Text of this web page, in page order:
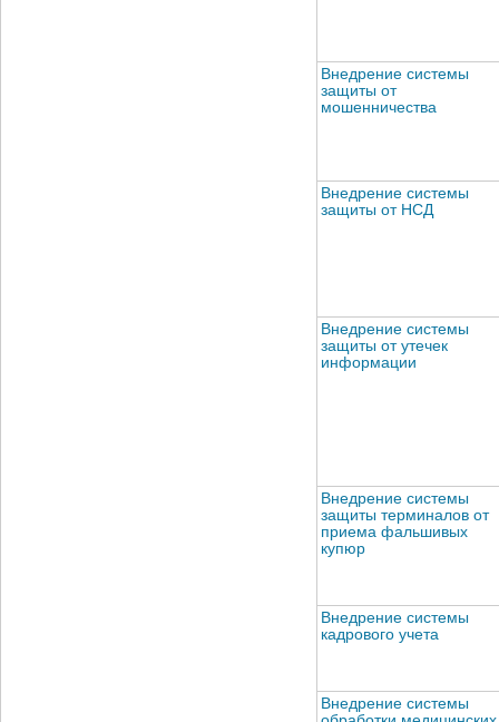
Внедрение системы
защиты от
мошенничества
Внедрение системы
защиты от НСД
Внедрение системы
защиты от утечек
информации
Внедрение системы
защиты терминалов от
приема фальшивых
купюр
Внедрение системы
кадрового учета
Внедрение системы